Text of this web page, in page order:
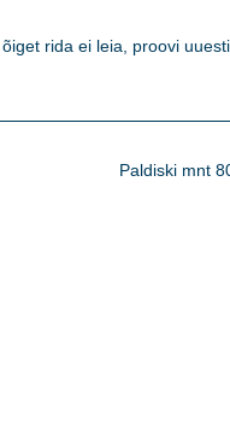
rida ei leia, proovi
Paldiski mnt